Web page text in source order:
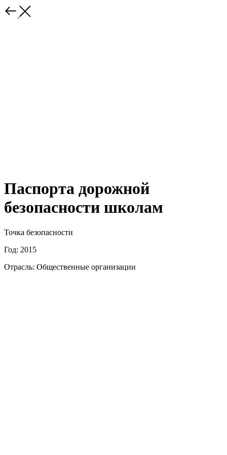
Паспорта дорожной
безопасности школам
Точка безопасности
Год: 2015
Отрасль: Общественные организации